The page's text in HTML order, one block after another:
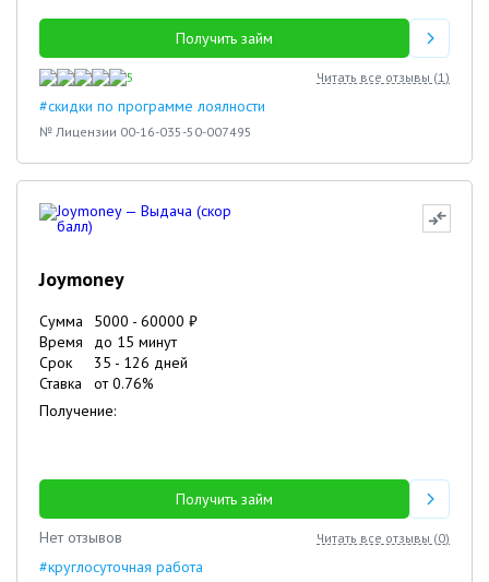
Получить займ
5 Читать все отзывы (1)
#скидки по программе лоялности
№ Лицензии 00-16-035-50-007495
Joymoney
Сумма 5000 - 60000 ₽
Время
до 15 минут
Срок
35 - 126 дней
Ставка
от0.76%
Получение:
Получить займ
Нет отзывов
Читать все отзывы (0)
#круглосуточная работа